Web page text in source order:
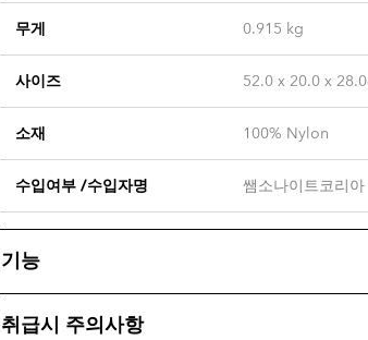
무게 0.915 kg
사이즈 52.0 x 20.0 x
소재 100% Nylon
수입여부 /수입자명 쌤소나이트코리아
기능
취급시 주의사항